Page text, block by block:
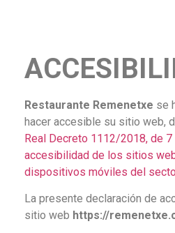
Restaurante Remenetxe se
hacer accesible su sitio web,
Real Decreto 1112/2018, de
accesibilidad de los sitios
dispositivos móviles del
La presente declaración de
sitio web https://